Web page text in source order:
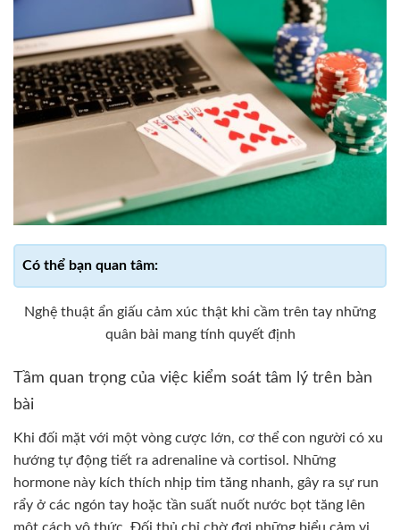
Nghệ thuật ẩn giấu cảm xúc thật khi cầm trên tay những
quân bài mang tính quyết định
Tầm quan trọng của việc kiểm soát tâm lý trên bàn
bài
Khi đối mặt với một vòng cược lớn, cơ thể con người có xu
hướng tự động tiết ra adrenaline và cortisol. Những
hormone này kích thích nhịp tim tăng nhanh, gây ra sự run
rẩy ở các ngón tay hoặc tần suất nuốt nước bọt tăng lên